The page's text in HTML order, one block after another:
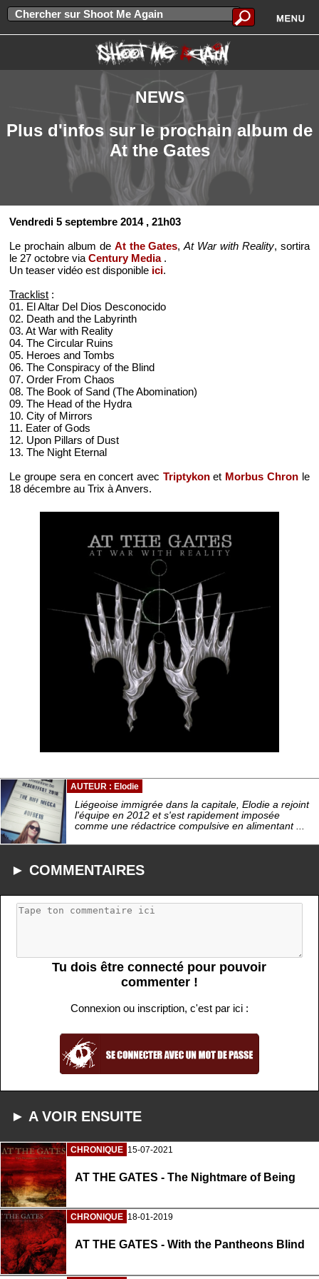
NEWS
Plus d'infos sur le prochain album de
At the Gates
Vendredi 5 septembre 2014 , 21h03
Le prochain album de At the Gates,At War with Reality, sortira
le 27 octobre viaCentury Media.
Un teaser vidéo est disponible ici.
Tracklist :
01. El Altar Del Dios Desconocido
02. Death and the Labyrinth
03. At War with Reality
04. The Circular Ruins
05. Heroes and Tombs
06. The Conspiracy of the Blind
07. Order From Chaos
08. The Book of Sand (The Abomination)
09. The Head of the Hydra
10. City of Mirrors
11. Eater of Gods
12. Upon Pillars of Dust
13. The Night Eternal
Le groupe sera en concert avec Triptykonet Morbus Chronle
18 décembre au Trix à Anvers.
AUTEUR : Elodie
Liégeoise immigrée dans la capitale, Elodie a rejoint
l'équipe en 2012 et s'est rapidement imposée
comme une rédactrice compulsive en alimentant ...
► COMMENTAIRES
Tu dois être connecté pour pouvoir
commenter !
Connexion ou inscription, c'est par ici :
► A VOIR ENSUITE
CHRONIQUE 15-07-2021
AT THE GATES - The Nightmare of Being
CHRONIQUE 18-01-2019
AT THE GATES - With the Pantheons Blind